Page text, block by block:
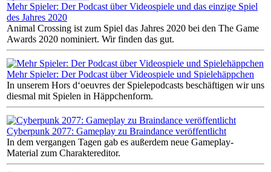
Mehr Spieler: Der Podcast über Videospiele und das einzige Spiel
des Jahres 2020
Animal Crossing ist zum Spiel das Jahres 2020 bei den The Game
Awards 2020 nominiert. Wir finden das gut.
Mehr Spieler: Der Podcast über Videospiele und Spielehäppchen
In unserem Hors d‘oeuvres der Spielepodcasts beschäftigen wir uns
diesmal mit Spielen in Häppchenform.
Cyberpunk 2077: Gameplay zu Braindance veröffentlicht
In dem vergangen Tagen gab es außerdem neue Gameplay-
Material zum Charaktereditor.